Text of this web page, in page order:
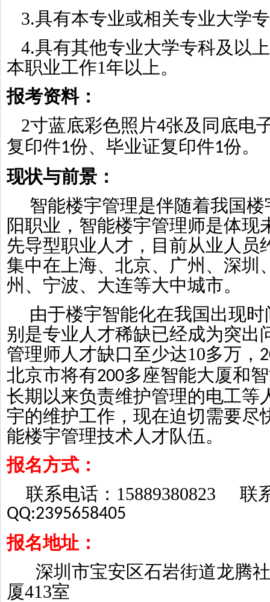
3.具有本专业或相关专业大学
4.具有其他专业大学专科及以
本职业工作1年以上。
报考资料：
2寸蓝底彩色照片4张及同底电
复印件1份、毕业证复印件1份。
现状与前景：
智能楼宇管理是伴随着我国楼
阳职业，智能楼宇管理师是体现
先导型职业人才，目前从业人员
集中在上海、北京、广州、深圳
州、宁波、大连等大中城市。
由于楼宇智能化在我国出现时
别是专业人才稀缺已经成为突出
管理师人才缺口至少达10多万，
北京市将有200多座智能大厦和
长期以来负责维护管理的电工等
宇的维护工作，现在迫切需要尽
能楼宇管理技术人才队伍。
报名方式：
联系电话： 15889380823 联
QQ:2395658405
报名地址：
深圳市宝安区石岩街道龙腾
厦413室